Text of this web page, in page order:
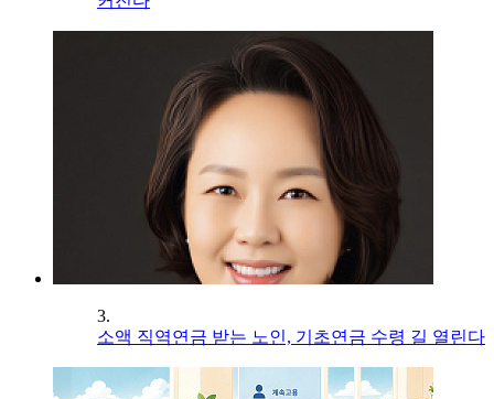
3.
소액 직역연금 받는 노인, 기초연금 수령 길 열린다